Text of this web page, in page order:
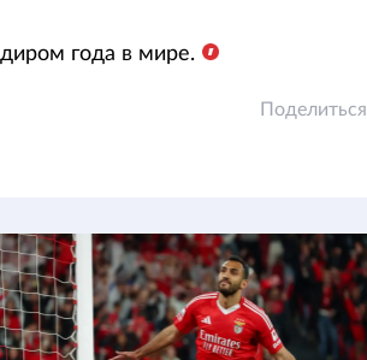
года в мире.
Поделиться